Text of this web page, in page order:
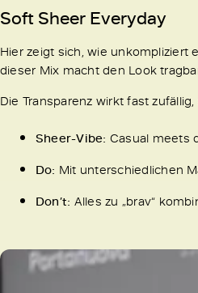
Soft Sheer Everyday
Hier zeigt sich, wie unkompliziert
dieser Mix macht den Look
Die Transparenz wirkt fast
Sheer-Vibe: Casual meets
Do: Mit unterschiedlichen
Don’t: Alles zu „brav“